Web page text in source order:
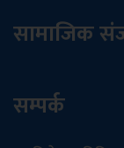
सामाजिक
सम्पर्क